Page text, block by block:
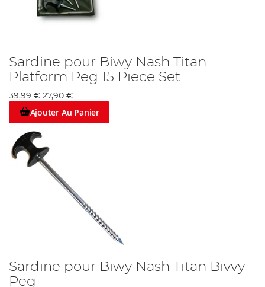
Sardine pour Biwy Nash Titan
Platform Peg 15 Piece Set
39,99 € 27,90 €
Ajouter Au Panier
Sardine pour Biwy Nash Titan Bivvy
Peg